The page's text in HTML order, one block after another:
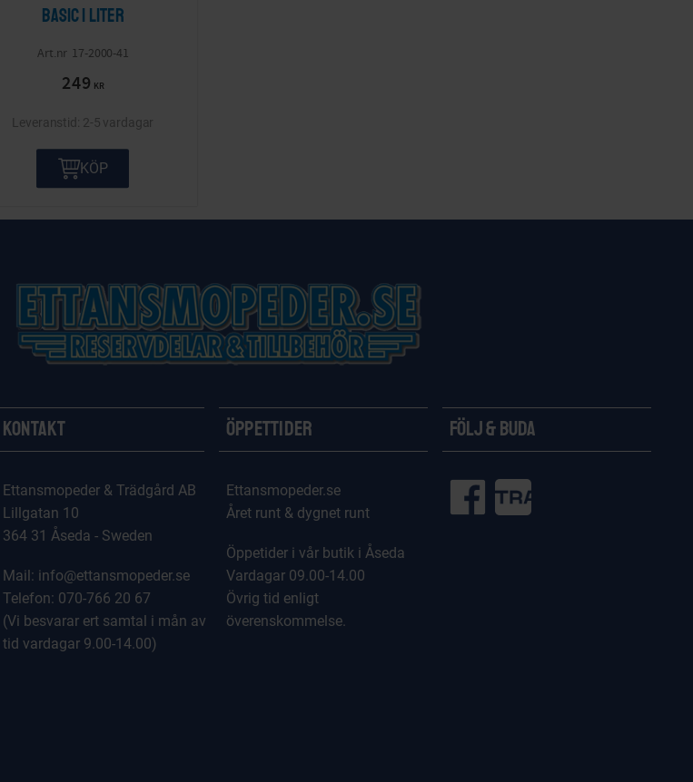
Basic 1 liter
17-2000-41
249 KR
2-5 vardagar
KÖP
Kontakt
Ettansmopeder & Trädgård AB
Lillgatan 10
364 31 Åseda - Sweden
Mail: info@ettansmopeder.se
Telefon: 070-766 20 67
(Vi besvarar ert samtal i mån av
tid vardagar 9.00-14.00)
Öppettider
Ettansmopeder.se
Året runt & dygnet runt
Öppetider i vår butik i Åseda
Vardagar 09.00-14.00
Övrig tid enligt
överenskommelse.
Följ & Buda